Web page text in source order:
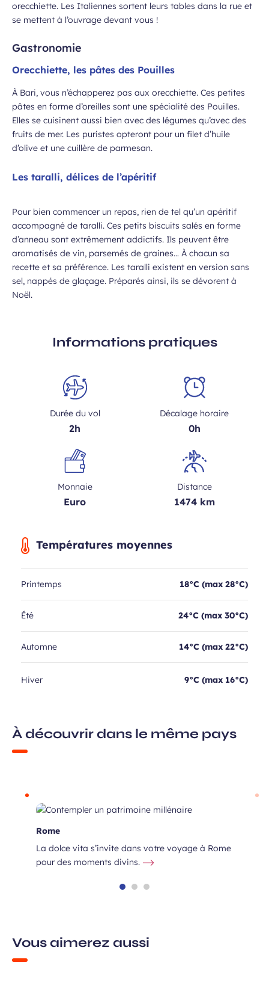
orecchiette. Les Italiennes sortent leurs tables dans la rue et
se mettent à l’ouvrage devant vous !
Gastronomie
Orecchiette, les pâtes des Pouilles
À Bari, vous n’échapperez pas aux orecchiette. Ces petites
pâtes en forme d’oreilles sont une spécialité des Pouilles.
Elles se cuisinent aussi bien avec des légumes qu’avec des
fruits de mer. Les puristes opteront pour un filet d’huile
d’olive et une cuillère de parmesan.
Les taralli, délices de l’apéritif
Pour bien commencer un repas, rien de tel qu’un apéritif
accompagné de taralli. Ces petits biscuits salés en forme
d’anneau sont extrêmement addictifs. Ils peuvent être
aromatisés de vin, parsemés de graines… À chacun sa
recette et sa préférence. Les taralli existent en version sans
sel, nappés de glaçage. Préparés ainsi, ils se dévorent à
Noël.
Informations pratiques
Durée du vol
2h
Décalage horaire
0h
Monnaie
Euro
Distance
1474 km
Températures moyennes
Printemps 18°C (max 28°C)
Été 24°C (max 30°C)
Automne 14°C (max 22°C)
Hiver 9°C (max 16°C)
À découvrir dans le même pays
Rome
La dolce vita s’invite dans votre voyage à Rome
pour des moments divins.
Vous aimerez aussi